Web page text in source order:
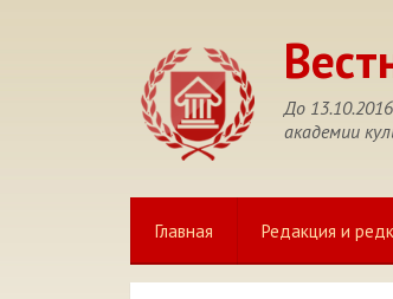
До
академии
Главная Редакция и